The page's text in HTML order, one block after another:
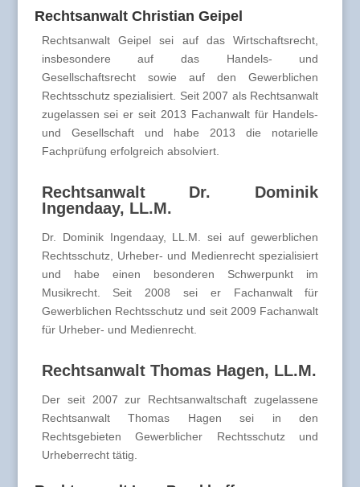
Rechtsanwalt Christian Geipel
Rechtsanwalt Geipel sei auf das Wirtschaftsrecht,
insbesondere auf das Handels- und
Gesellschaftsrecht sowie auf den Gewerblichen
Rechtsschutz spezialisiert. Seit 2007 als Rechtsanwalt
zugelassen sei er seit 2013 Fachanwalt für Handels-
und Gesellschaft und habe 2013 die notarielle
Fachprüfung erfolgreich absolviert.
Rechtsanwalt Dr. Dominik
Ingendaay, LL.M.
Dr. Dominik Ingendaay, LL.M. sei auf gewerblichen
Rechtsschutz, Urheber- und Medienrecht spezialisiert
und habe einen besonderen Schwerpunkt im
Musikrecht. Seit 2008 sei er Fachanwalt für
Gewerblichen Rechtsschutz und seit 2009 Fachanwalt
für Urheber- und Medienrecht.
Rechtsanwalt Thomas Hagen, LL.M.
Der seit 2007 zur Rechtsanwaltschaft zugelassene
Rechtsanwalt Thomas Hagen sei in den
Rechtsgebieten Gewerblicher Rechtsschutz und
Urheberrecht tätig.